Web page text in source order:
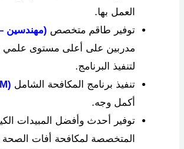
العمل بها.
توفير طاقم متخصص (مهندسين
مدربين على أعلى مستوى علمي
لتنفيذ البرنامج.
تنفيذ برنامج المكافحة الشامل (I.P.M)
أكمل وجه.
توفير أحدث وأفضل المبيدات
المتخصصة لمكافحة أفات الصحة